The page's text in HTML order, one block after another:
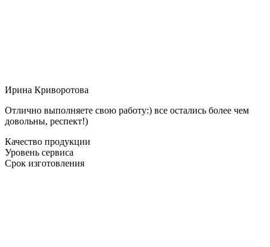
Ирина Криворотова
Отлично выполняете свою работу:) все остались более чем
довольны, респект!)
Качество продукции
Уровень сервиса
Срок изготовления